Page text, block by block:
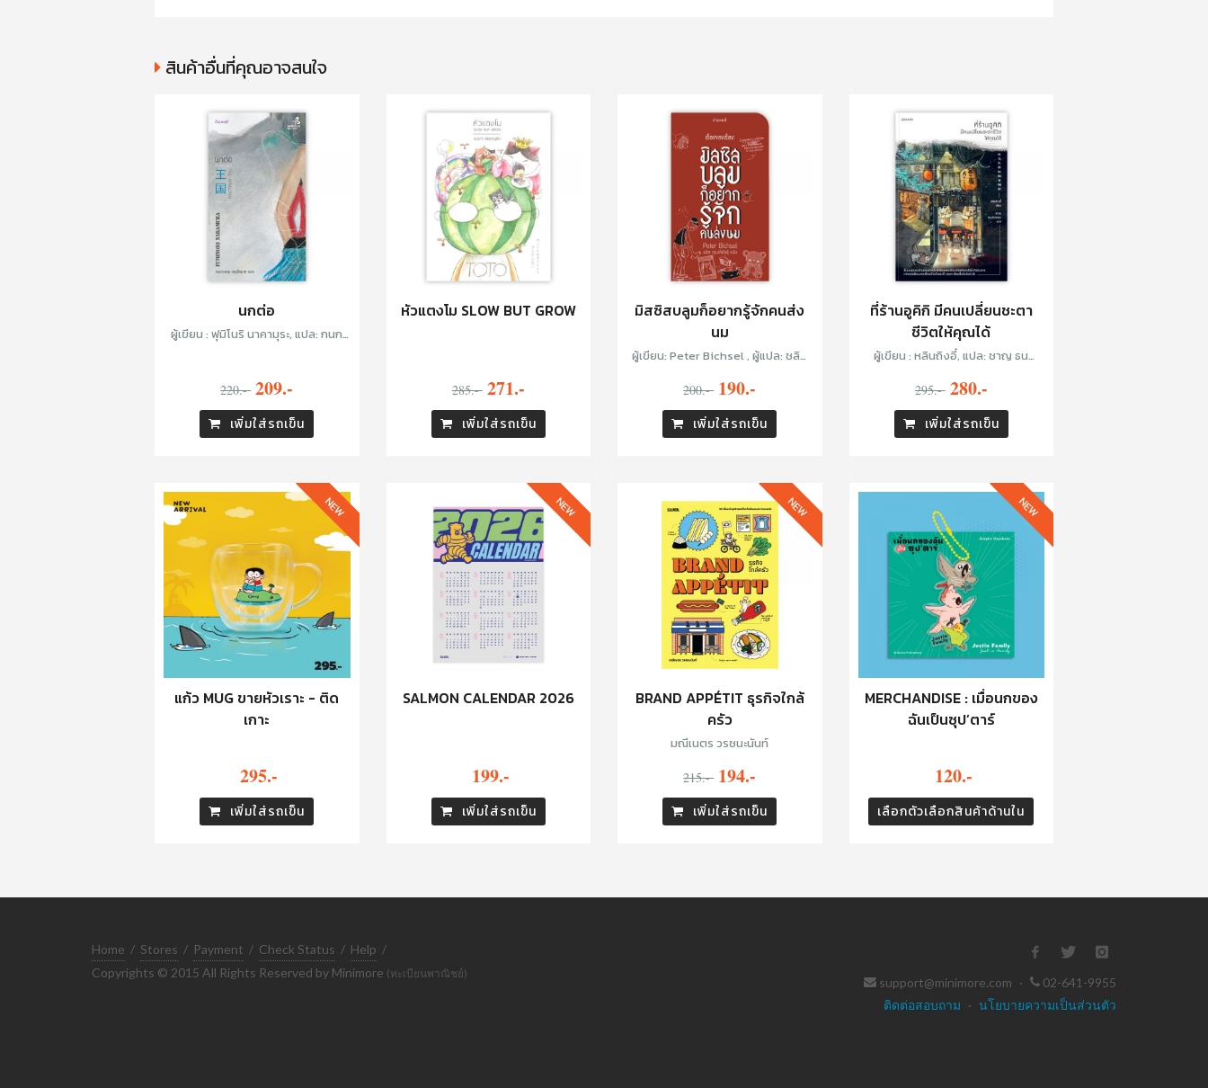
สินค้าอื่นที่คุณอาจสนใจ
นกต่อ
ผู้เขียน : ฟุมิโนริ นาคามุระ, แปล: กนก
220.- 209.-
เพิ่มใส่รถเข็น
หัวแตงโม SLOW BUT GROW
285.- 271.-
เพิ่มใส่รถเข็น
มิสซิสบลูมก็อยากรู้จักคนส่ง
นม
ผู้เขียน: Peter Bichsel , ผู้แปล: ชลิต
200.- 190.-
เพิ่มใส่รถเข็น
ที่ร้านอูคิกิ มีคนเปลี่ยนชะตา
ชีวิตให้คุณได้
ผู้เขียน : หลินถิงอี๋, แปล: ชาญ ธน
295.- 280.-
เพิ่มใส่รถเข็น
แก้ว MUG ขายหัวเราะ - ติด
เกาะ
295.-
เพิ่มใส่รถเข็น
NEW
SALMON CALENDAR 2026
199.-
เพิ่มใส่รถเข็น
NEW
BRAND APPÉTIT ธุรกิจใกล้
ครัว
มณีเนตร วรชนะนันท์
215.- 194.-
เพิ่มใส่รถเข็น
NEW
MERCHANDISE : เมื่อนกของ
ฉันเป็นซุป’ตาร์
120.-
เลือกตัวเลือกสินค้าด้านใน
NEW
Home / Stores / Payment / Check Status / Help /
Copyrights © 2015 All Rights Reserved by Minimore (ทะเบียนพาณิชย์)
support@minimore.com ·
02-641-9955
ติดต่อสอบถาม · นโยบายความเป็นส่วนตัว